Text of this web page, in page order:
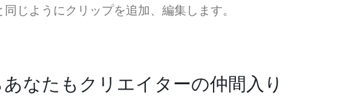
じようにクリップを追加、編集します。
なたもクリエイターの仲間入り